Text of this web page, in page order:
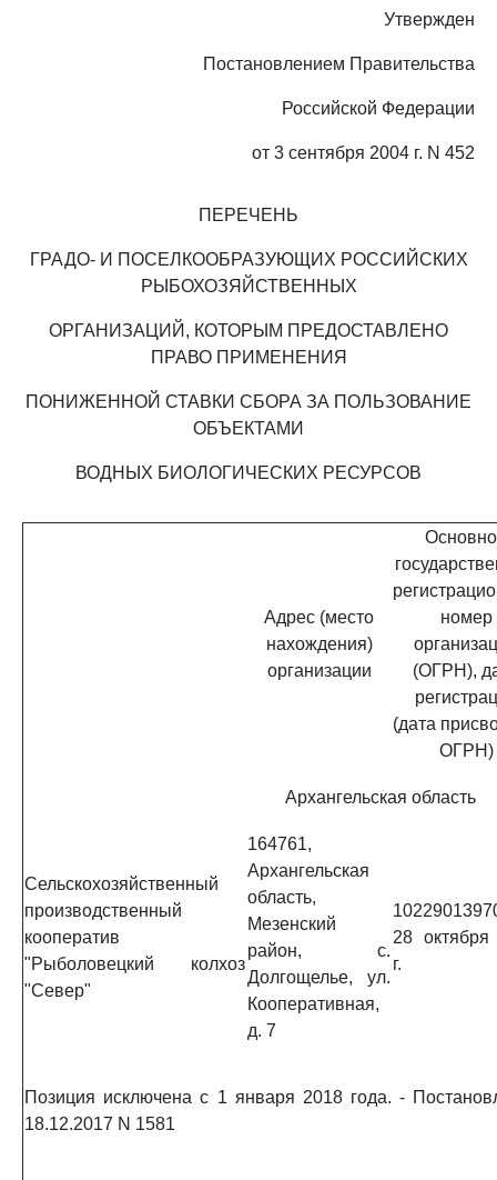
Утвержден
Постановлением Правительства
Российской Федерации
от 3 сентября 2004 г. N 452
ПЕРЕЧЕНЬ
ГРАДО- И ПОСЕЛКООБРАЗУЮЩИХ РОССИЙСКИХ
РЫБОХОЗЯЙСТВЕННЫХ
ОРГАНИЗАЦИЙ, КОТОРЫМ ПРЕДОСТАВЛЕНО
ПРАВО ПРИМЕНЕНИЯ
ПОНИЖЕННОЙ СТАВКИ СБОРА ЗА ПОЛЬЗОВАНИЕ
ОБЪЕКТАМИ
ВОДНЫХ БИОЛОГИЧЕСКИХ РЕСУРСОВ
Адрес (место
нахождения)
организации
номер
(ОГРН),
(дата
ОГРН)
Архангельская область
Сельскохозяйственный
производственный
кооператив
"Рыболовецкий колхоз
"Север"
164761,
Архангельская
область,
Мезенский
район, с.
Долгощелье, ул.
Кооперативная,
д. 7
28 октября
г.
Позиция исключена с 1 января 2018 года. -
18.12.2017 N 1581